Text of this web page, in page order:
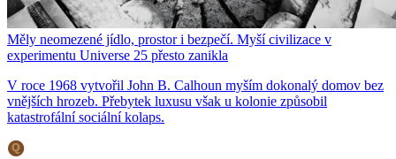
Měly neomezené jídlo, prostor i bezpečí. Myší civilizace v
experimentu Universe 25 přesto zanikla
V roce 1968 vytvořil John B. Calhoun myším dokonalý domov bez
vnějších hrozeb. Přebytek luxusu však u kolonie způsobil
katastrofální sociální kolaps.